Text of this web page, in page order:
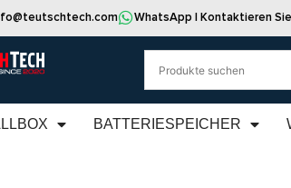
WhatsApp | Kontaktieren
BATTERIESPEICHER